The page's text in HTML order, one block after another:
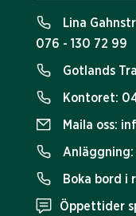
Lina
076 - 130 72 99
Gotlands
Kontoret:
Maila oss:
Anläggning:
Boka bord i
Öppettider